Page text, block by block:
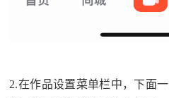
2.在作品设置菜单栏中，下面